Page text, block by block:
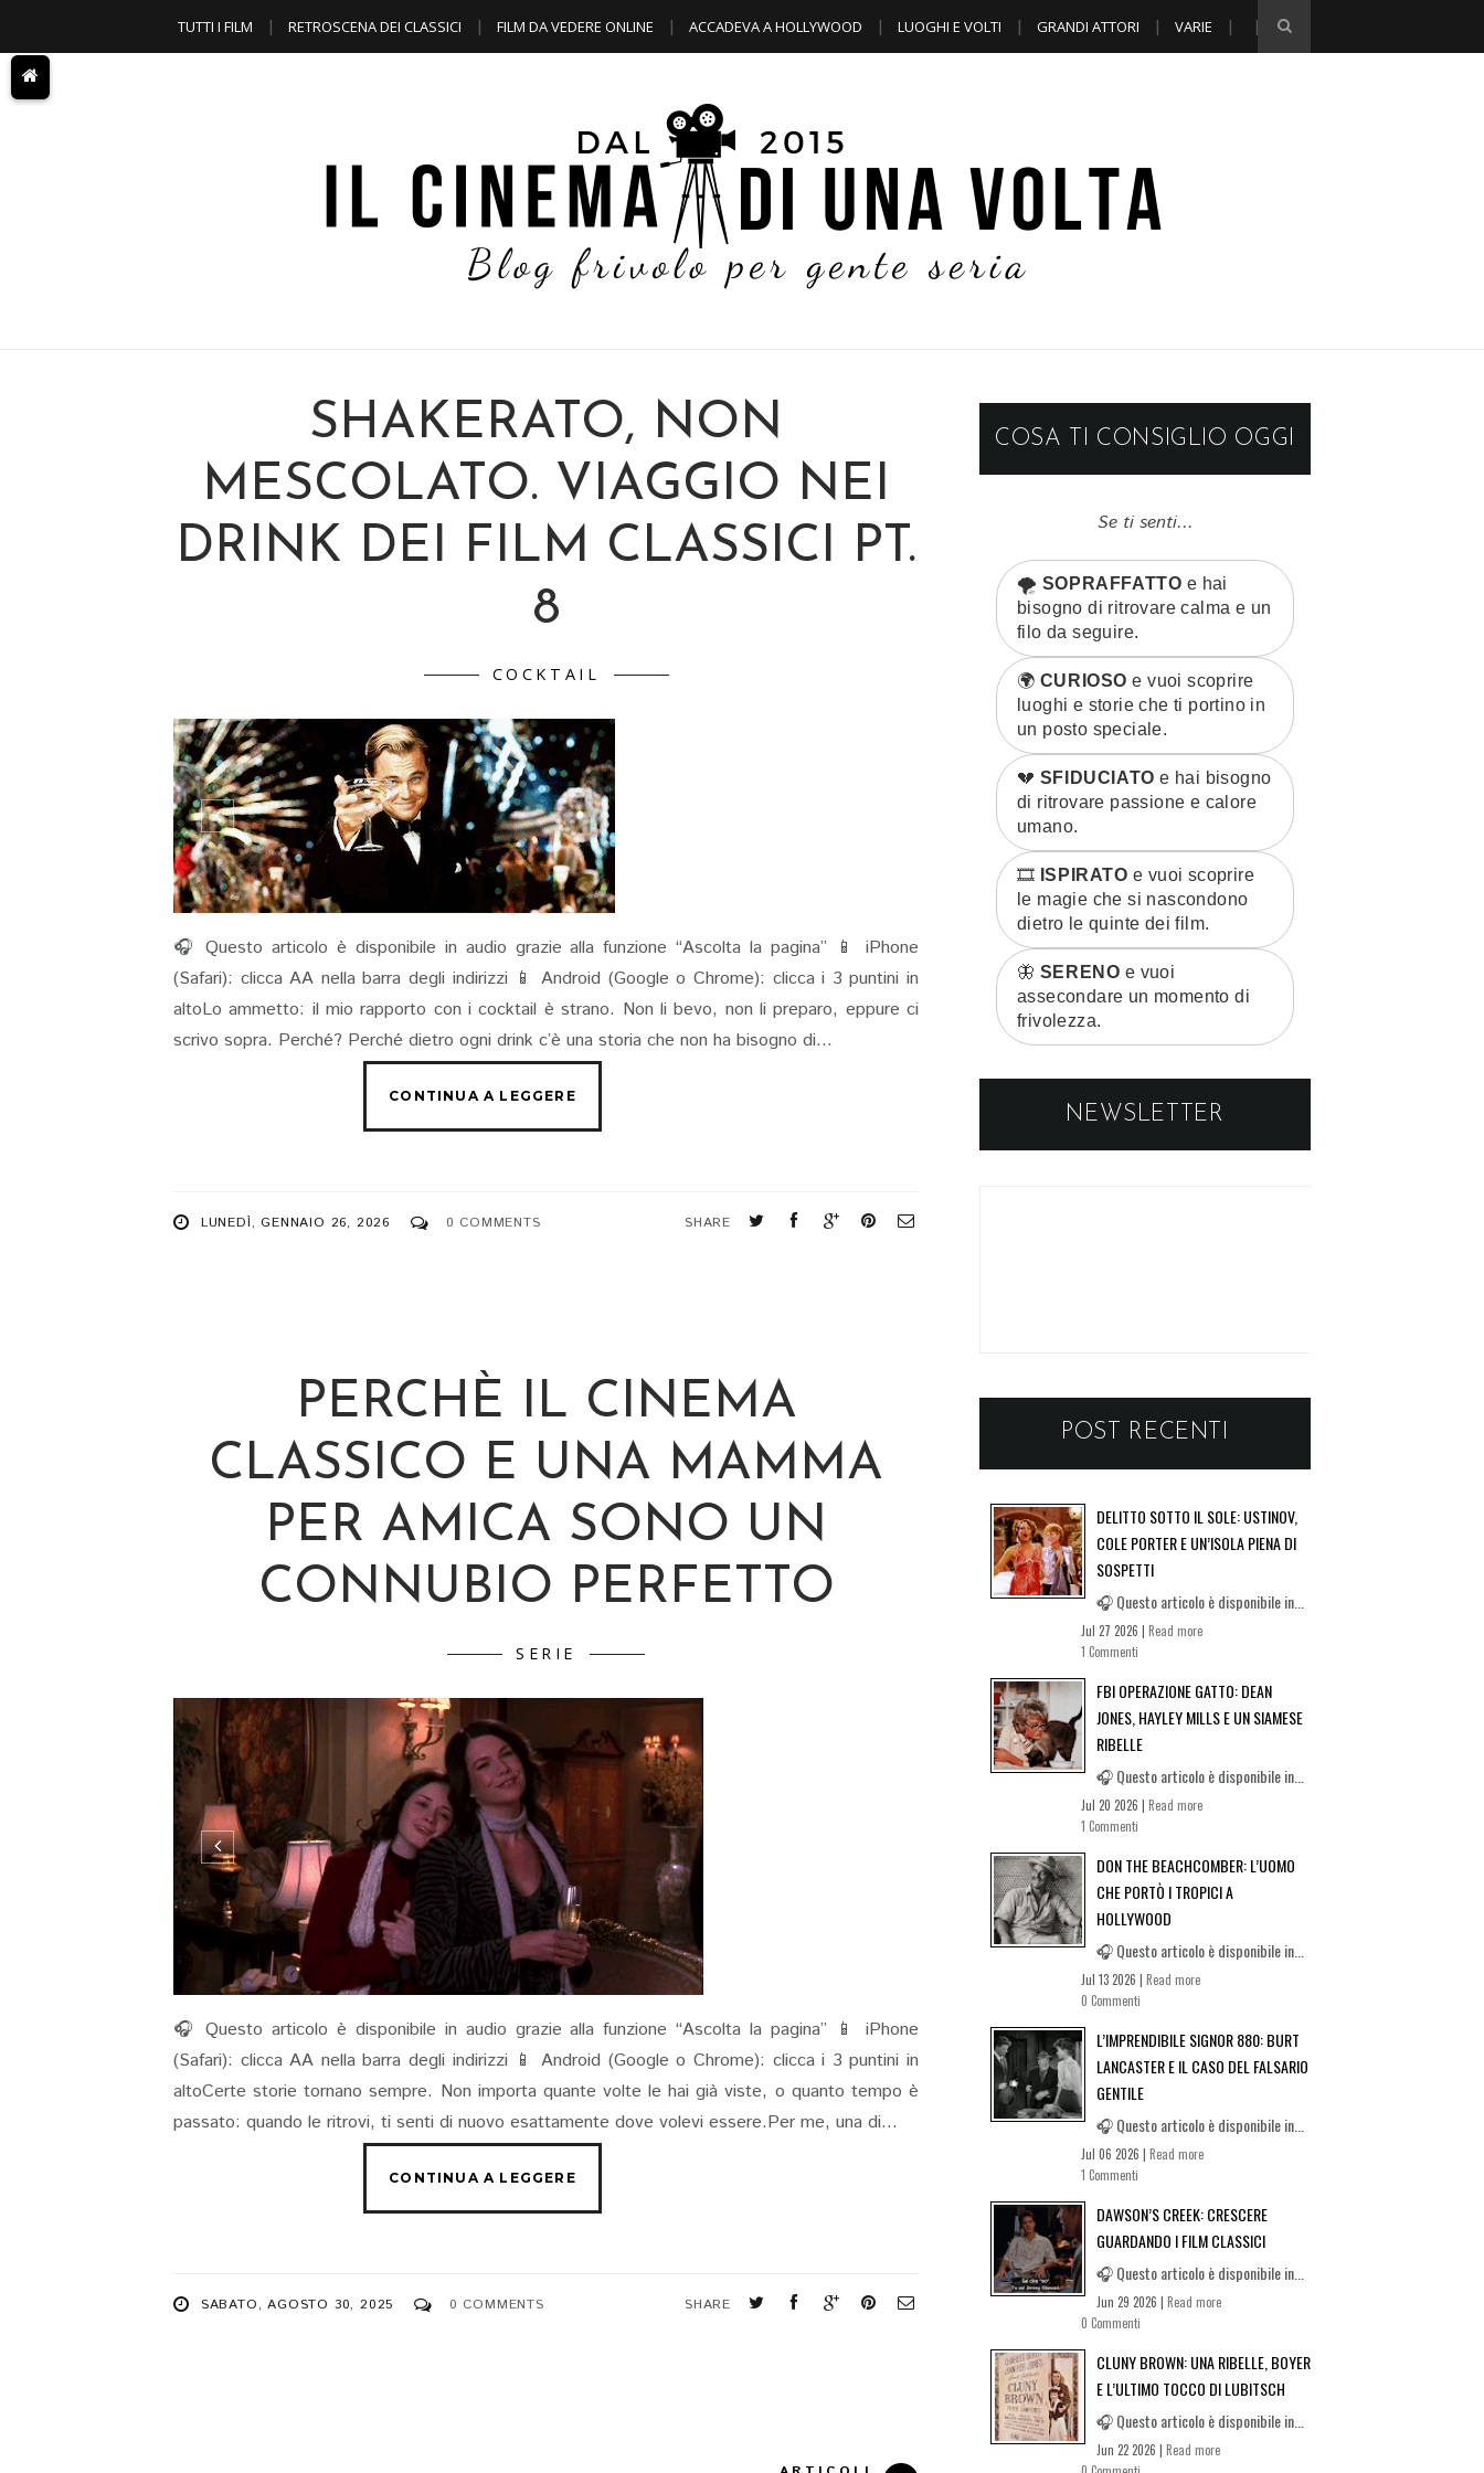
TUTTI I FILM RETROSCENA DEI CLASSICI FILM DA VEDERE ONLINE ACCADEVA A HOLLYWOOD LUOGHI E VOLTI GRANDI ATTORI VARIE
SHAKERATO, NON
MESCOLATO. VIAGGIO NEI
DRINK DEI FILM CLASSICI PT.
8
COCKTAIL
🎧 Questo articolo è disponibile in audio grazie alla funzione “Ascolta la pagina” 📱 iPhone
(Safari): clicca AA nella barra degli indirizzi 📱 Android (Google o Chrome): clicca i 3 puntini in
altoLo ammetto: il mio rapporto con i cocktail è strano. Non li bevo, non li preparo, eppure ci
scrivo sopra. Perché? Perché dietro ogni drink c’è una storia che non ha bisogno di...
LUNEDÌ, GENNAIO 26, 2026 0 COMMENTS SHARE
PERCHÈ IL CINEMA
CLASSICO E UNA MAMMA
PER AMICA SONO UN
CONNUBIO PERFETTO
SERIE
🎧 Questo articolo è disponibile in audio grazie alla funzione “Ascolta la pagina” 📱 iPhone
(Safari): clicca AA nella barra degli indirizzi 📱 Android (Google o Chrome): clicca i 3 puntini in
altoCerte storie tornano sempre. Non importa quante volte le hai già viste, o quanto tempo è
passato: quando le ritrovi, ti senti di nuovo esattamente dove volevi essere.Per me, una di...
SABATO, AGOSTO 30, 2025 0 COMMENTS SHARE
COSA TI CONSIGLIO OGGI
Se ti senti...
🌪️ SOPRAFFATTO e hai
bisogno di ritrovare calma e un
filo da seguire.
🌍 CURIOSO e vuoi scoprire
luoghi e storie che ti portino in
un posto speciale.
💔 SFIDUCIATO e hai bisogno
di ritrovare passione e calore
umano.
🎞️ ISPIRATO e vuoi scoprire
le magie che si nascondono
dietro le quinte dei film.
🦋 SERENO e vuoi
assecondare un momento di
frivolezza.
NEWSLETTER
POST RECENTI
DELITTO SOTTO IL SOLE: USTINOV,
COLE PORTER E UN’ISOLA PIENA DI
SOSPETTI
🎧 Questo articolo è disponibile in...
Jul 27 2026 | Read more
1 Commenti
FBI OPERAZIONE GATTO: DEAN
JONES, HAYLEY MILLS E UN SIAMESE
RIBELLE
🎧 Questo articolo è disponibile in...
Jul 20 2026 | Read more
1 Commenti
DON THE BEACHCOMBER: L’UOMO
CHE PORTÒ I TROPICI A
HOLLYWOOD
🎧 Questo articolo è disponibile in...
Jul 13 2026 | Read more
0 Commenti
L’IMPRENDIBILE SIGNOR 880: BURT
LANCASTER E IL CASO DEL FALSARIO
GENTILE
🎧 Questo articolo è disponibile in...
Jul 06 2026 | Read more
1 Commenti
DAWSON’S CREEK: CRESCERE
GUARDANDO I FILM CLASSICI
🎧 Questo articolo è disponibile in...
Jun 29 2026 | Read more
0 Commenti
CLUNY BROWN: UNA RIBELLE, BOYER
E L’ULTIMO TOCCO DI LUBITSCH
🎧 Questo articolo è disponibile in...
Jun 22 2026 | Read more